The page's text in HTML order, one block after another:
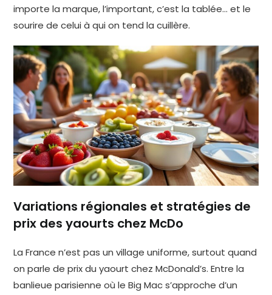
importe la marque, l’important, c’est la tablée… et le
sourire de celui à qui on tend la cuillère.
Variations régionales et stratégies de
prix des yaourts chez McDo
La France n’est pas un village uniforme, surtout quand
on parle de prix du yaourt chez McDonald’s. Entre la
banlieue parisienne où le Big Mac s’approche d’un